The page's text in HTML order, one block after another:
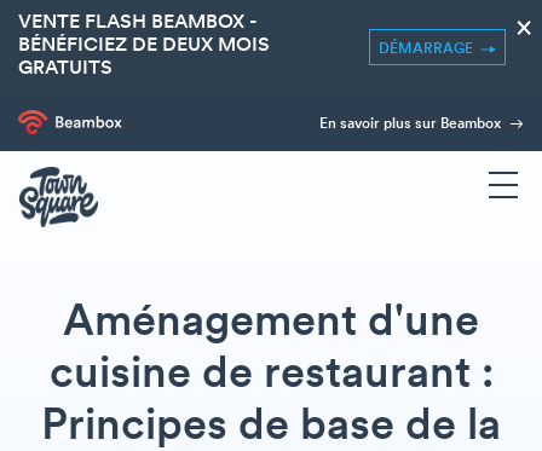
VENTE FLASH BEAMBOX -
BÉNÉFICIEZ DE DEUX MOIS
GRATUITS
DÉMARRAGE
×
En savoir plus sur Beambox
Aménagement d'une
cuisine de restaurant :
Principes de base de la